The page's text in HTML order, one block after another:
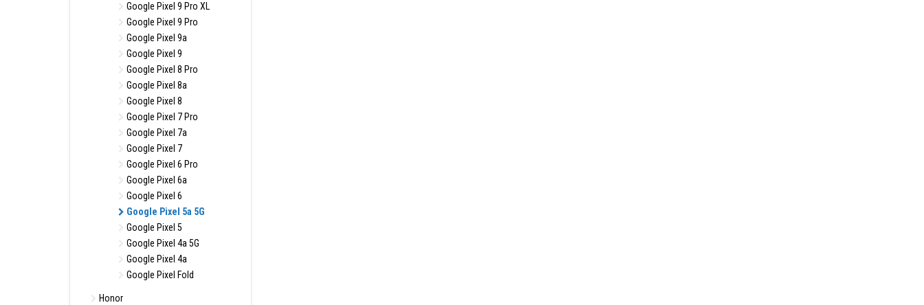
Google Pixel 9 Pro XL
Google Pixel 9 Pro
Google Pixel 9a
Google Pixel 9
Google Pixel 8 Pro
Google Pixel 8a
Google Pixel 8
Google Pixel 7 Pro
Google Pixel 7a
Google Pixel 7
Google Pixel 6 Pro
Google Pixel 6a
Google Pixel 6
Google Pixel 5a 5G
Google Pixel 5
Google Pixel 4a 5G
Google Pixel 4a
Google Pixel Fold
Honor